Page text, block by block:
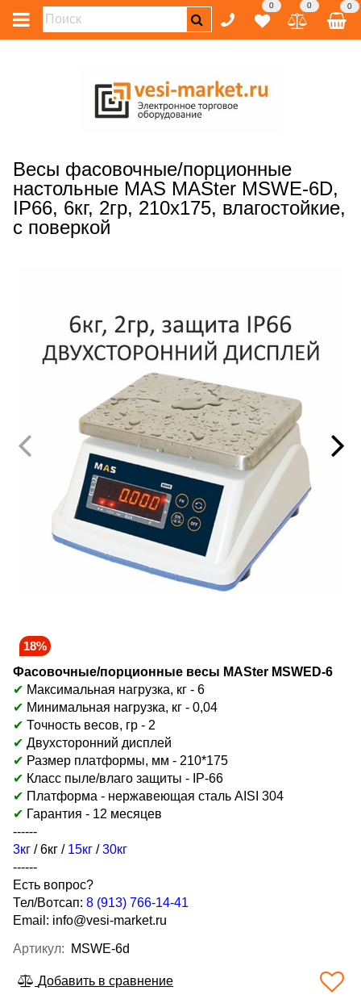
0 0 0
Весы фасовочные/порционные
настольные MAS MASter MSWE-6D,
IP66, 6кг, 2гр, 210х175, влагостойкие,
с поверкой
18%
Фасовочные/порционные весы MASter MSWED-6
✔ Максимальная нагрузка, кг - 6
✔ Минимальная нагрузка, кг - 0,04
✔ Точность весов, гр - 2
✔ Двухсторонний дисплей
✔ Размер платформы, мм - 210*175
✔ Класс пыле/влаго защиты - IP-66
✔ Платформа - нержавеющая сталь AISI 304
✔ Гарантия - 12 месяцев
------
3кг /6кг / 15кг /30кг
------
Есть вопрос?
Тел/Вотсап: 8 (913) 766-14-41
Email: info@vesi-market.ru
Артикул: MSWE-6d
Добавить в сравнение